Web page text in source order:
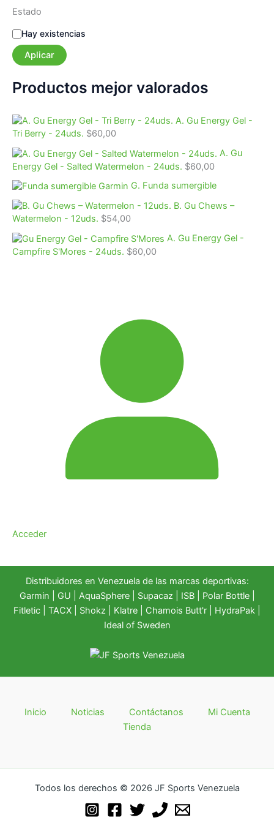
t
e
g
o
r
a
Estado
E
s
t
d
o
Hay existencias
Aplicar
Productos mejor valorados
A. Gu Energy Gel -
Tri Berry - 24uds. $60,00
A. Gu
Energy Gel - Salted Watermelon - 24uds. $60,00
G. Funda sumergible
B. Gu Chews –
Watermelon - 12uds. $54,00
A. Gu Energy Gel -
Campfire S'Mores - 24uds. $60,00
Acceder
Distribuidores en Venezuela de las marcas deportivas:
Garmin
GU AquaSphere| Supacaz | ISB | Polar Bottle|
Fitletic
TACX Shokz Klatre Chamois Butt'r HydraPak
Ideal of Sweden
Inicio Noticias Contáctanos
Mi Cuenta
Tienda
Todos los derechos © 2026 JF Sports Venezuela